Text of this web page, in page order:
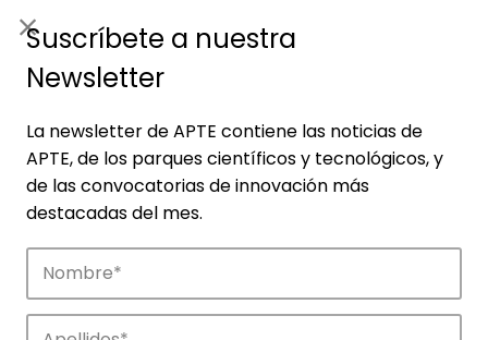
Suscríbete a nuestra
Newsletter
La newsletter de APTE contiene las noticias de
APTE, de los parques científicos y tecnológicos, y
de las convocatorias de innovación más
destacadas del mes.